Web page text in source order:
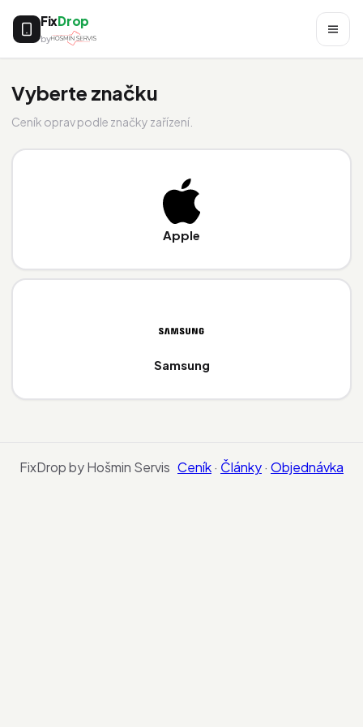
FixDrop
by
Vyberte značku
Ceník oprav podle značky zařízení.
Apple
Samsung
FixDrop by Hošmin Servis Ceník· Články· Objednávka